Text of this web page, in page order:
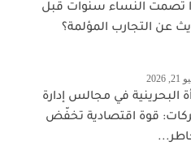
تصمت النساء سنوات قبل
عن التجارب المؤلمة؟
البحرينية في مجالس إدارة
قوة اقتصادية تخفّض